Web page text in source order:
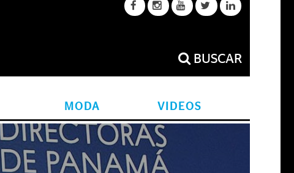
BUSCAR
MODA VIDEOS